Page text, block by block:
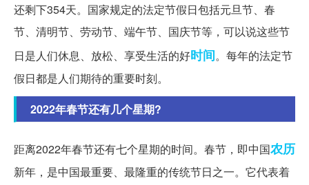
还剩下354天。国家规定的法定节假日包括元旦节、春
节、清明节、劳动节、端午节、国庆节等，可以说这些节
日是人们休息、放松、享受生活的好时间。每年的法定节
假日都是人们期待的重要时刻。
2022年春节还有几个星期?
距离2022年春节还有七个星期的时间。春节，即中国农历
新年，是中国最重要、最隆重的传统节日之一。它代表着